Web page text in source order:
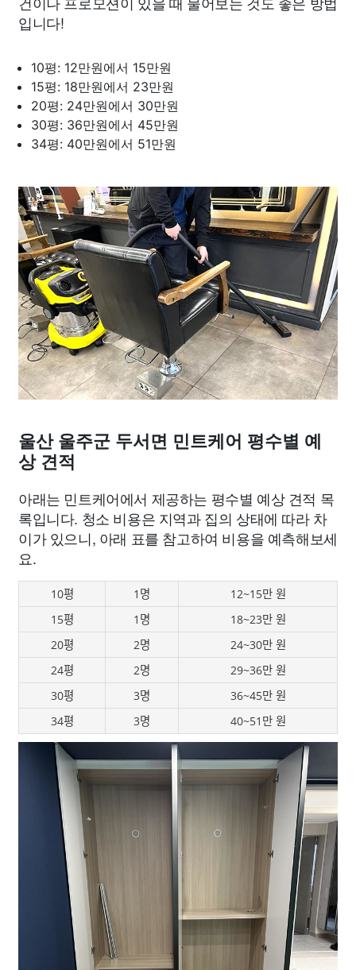
입니다!
10평: 12만원에서 15만원
15평: 18만원에서 23만원
20평: 24만원에서 30만원
30평: 36만원에서 45만원
34평: 40만원에서 51만원
울산 울주군 두서면 민트케어 평수별 예
상 견적
아래는 민트케어에서 제공하는 평수별 예상 견적 목
록입니다. 청소 비용은 지역과 집의 상태에 따라 차
이가 있으니, 아래 표를 참고하여 비용을 예측해보세
요.
10평 1명
12~15만 원
15평
1명
18~23만 원
20평
2명
24~30만 원
24평
2명
29~36만 원
30평
3명
36~45만 원
34평
3명 40~51만 원